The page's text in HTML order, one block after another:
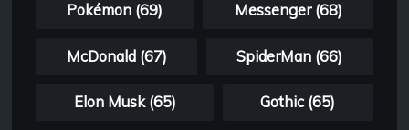
Pokémon (69) Messenger (68)
McDonald (67) SpiderMan (66)
Elon Musk (65) Gothic (65)